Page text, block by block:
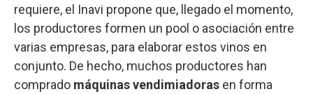
requiere, el Inavi propone que, llegado el momento,
los productores formen un pool o asociación entre
varias empresas, para elaborar estos vinos en
conjunto. De hecho, muchos productores han
comprado máquinas vendimiadoras en forma